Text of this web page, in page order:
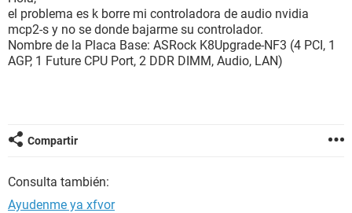
el problema es k borre mi controladora de audio nvidia
mcp2-s y no se donde bajarme su controlador.
Nombre de la Placa Base: ASRock K8Upgrade-NF3 (4 PCI, 1
AGP, 1 Future CPU Port, 2 DDR DIMM, Audio, LAN)
Compartir
Consulta también:
Ayudenme ya xfvor